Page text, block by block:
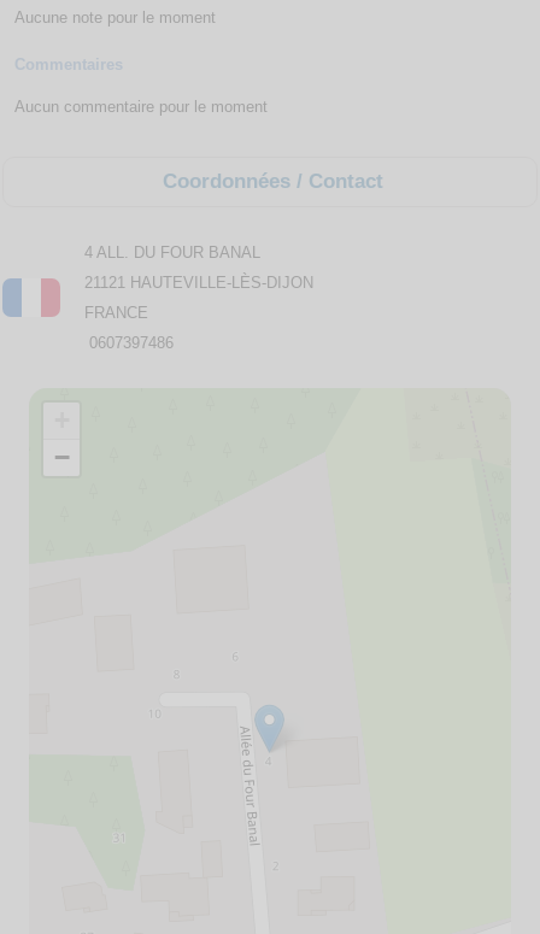
Aucune note pour le moment
Commentaires
Aucun commentaire pour le moment
Coordonnées / Contact
4 ALL. DU FOUR BANAL
21121 HAUTEVILLE-LÈS-DIJON
FRANCE
0607397486
−